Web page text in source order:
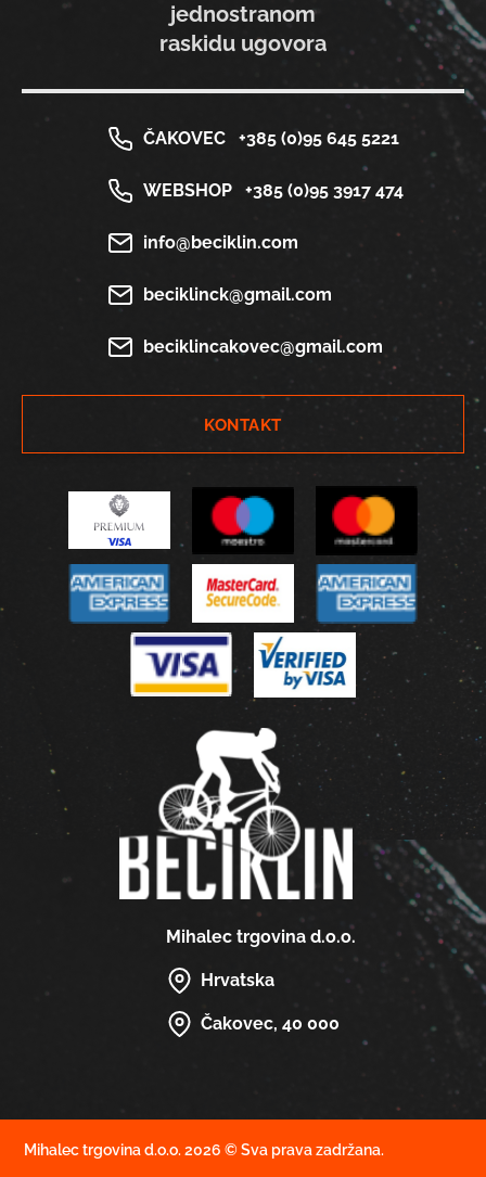
Mihalec trgovina d.o.o.
Hrvatska
Čakovec, 40 000
jednostranom
raskidu ugovora
ČAKOVEC +385 (0)95 645 5221
WEBSHOP +385 (0)95 3917 474
info@beciklin.com
beciklinck@gmail.com
beciklincakovec@gmail.com
KONTAKT
Mihalec trgovina d.o.o. 2026 © Sva prava zadržana.